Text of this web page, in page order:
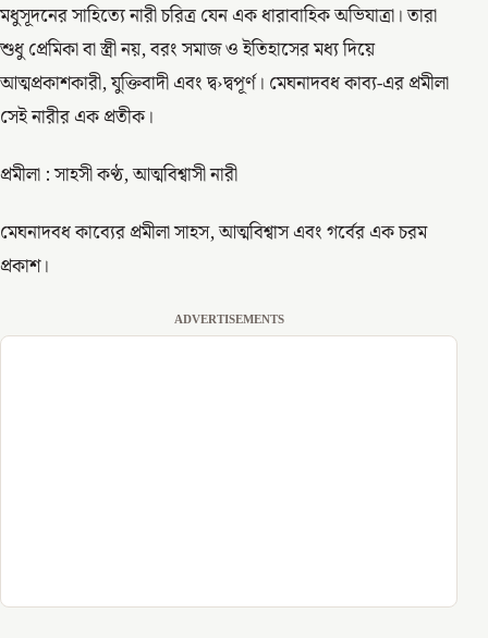
মধুসূদনের সাহিত্যে নারী চরিত্র যেন এক ধারাবাহিক অভিযাত্রা। তারা
শুধু প্রেমিকা বা স্ত্রী নয়, বরং সমাজ ও ইতিহাসের মধ্য দিয়ে
আত্মপ্রকাশকারী, যুক্তিবাদী এবং দ্ব›দ্বপূর্ণ। মেঘনাদবধ কাব্য-এর প্রমীলা
সেই নারীর এক প্রতীক।
প্রমীলা : সাহসী কণ্ঠ, আত্মবিশ্বাসী নারী
মেঘনাদবধ কাব্যের প্রমীলা সাহস, আত্মবিশ্বাস এবং গর্বের এক চরম
প্রকাশ।
ADVERTISEMENTS